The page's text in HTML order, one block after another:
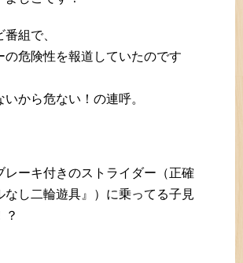
組で、
の危険性を報道していたのです
から危ない！の連呼。
レーキ付きのストライダー（正確
なし二輪遊具』）に乗ってる子見
？